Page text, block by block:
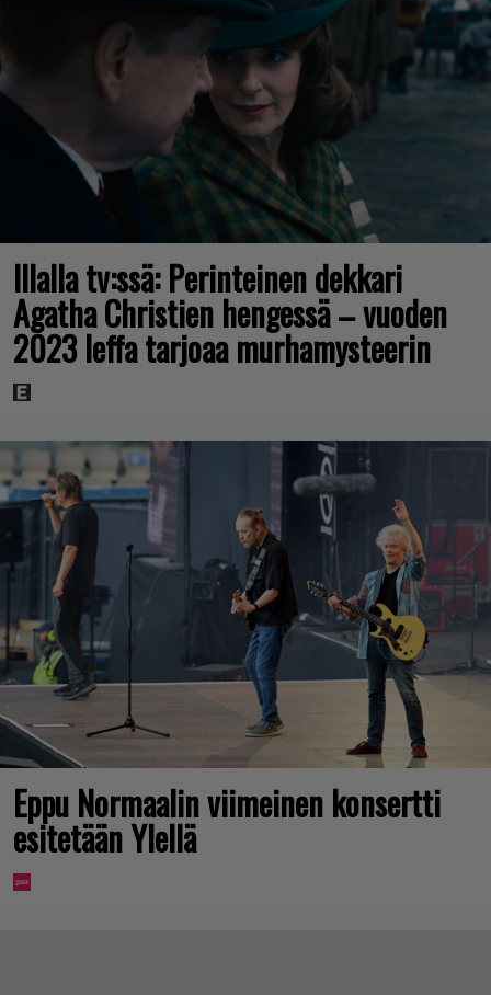
Illalla tv:ssä: Perinteinen dekkari
Agatha Christien hengessä – vuoden
2023 leffa tarjoaa murhamysteerin
Eppu Normaalin viimeinen konsertti
esitetään Ylellä